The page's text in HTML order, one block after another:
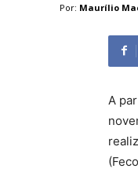
Por: Maurílio
A